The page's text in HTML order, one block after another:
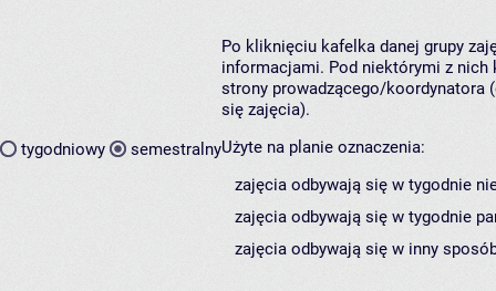
tygodniowy semestralny
Po kliknięciu kafelka danej grupy
informacjami. Pod niektórymi z nich
strony prowadzącego/koordynatora
się zajęcia).
Użyte na planie oznaczenia:
zajęcia odbywają się w tygodnie
zajęcia odbywają się w tygodnie
zajęcia odbywają się w inny